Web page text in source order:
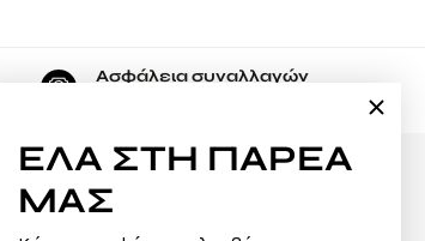
Ασφάλεια συναλλαγών
Φόρμα υπαναχώρησης
ΕΛΑ ΣΤΗ ΠΑΡΕΑ
ΜΑΣ